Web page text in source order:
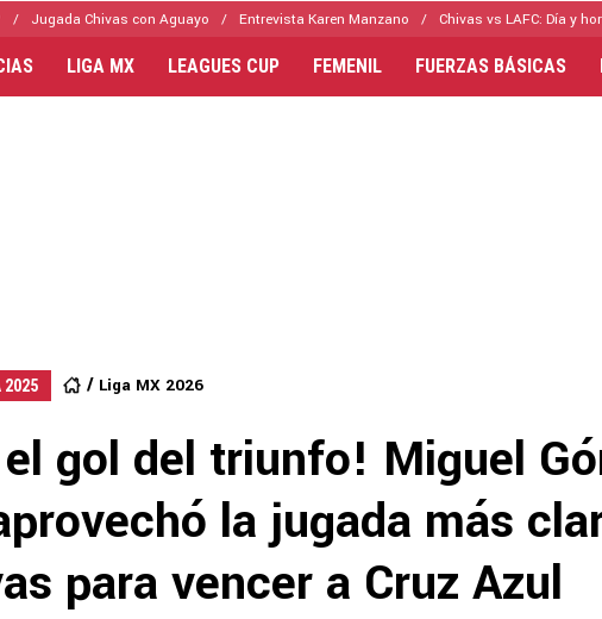
Jugada Chivas con Aguayo Entrevista Karen Manzano Chivas vs LAFC: Día y
LIGA MX LEAGUES CUP FEMENIL FUERZAS BÁSICAS
2025 Liga MX 2026
el gol del triunfo! Miguel
la jugada más
para vencer a Cruz Azul